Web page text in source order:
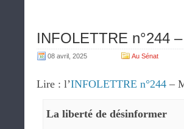
INFOLETTRE n°244
08 avril, 2025 Au Sénat
Lire : l’INFOLETTRE n°244 –
La liberté de désinformer